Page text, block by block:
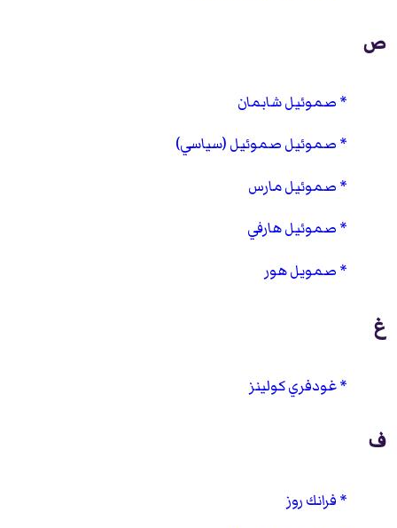
ص
صموئيل شابمان
صموئيل صموئيل (سياسي)
صموئيل مارس
صموئيل هارفي
صمويل هور
غ
غودفري كولينز
ف
فرانك روز